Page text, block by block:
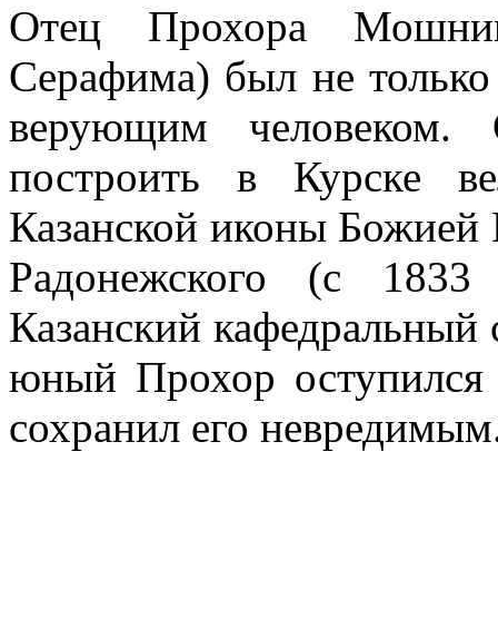
Отец Прохора
Серафима) был не
верующим
построить в Курске
Казанской иконы
Радонежского (с
Казанский кафедральный
юный Прохор оступился
сохранил его